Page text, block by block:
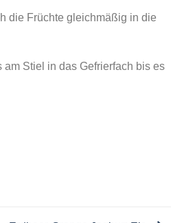
die Früchte gleichmäßig in die
am Stiel in das Gefrierfach bis es